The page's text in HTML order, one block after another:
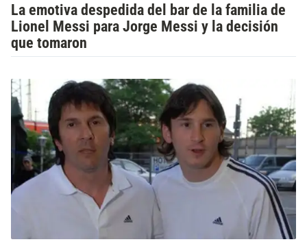
La emotiva despedida del bar de la familia de
Lionel Messi para Jorge Messi y la decisión
que tomaron